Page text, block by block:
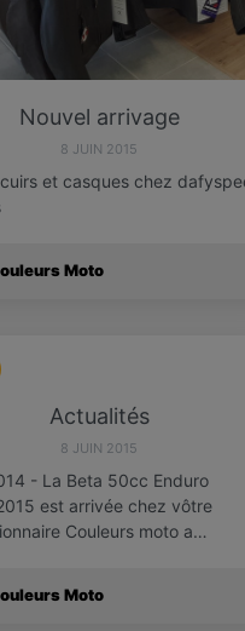
Nouvel arrivage
8 JUIN 2015
et casques chez
Moto
Actualités
8 JUIN 2015
- La Beta 50cc Enduro
est arrivée chez vôtre
Couleurs moto a…
Moto